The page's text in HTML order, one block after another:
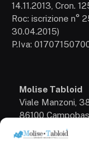
14.11.2013, Cron.
Roc: iscrizione n°
30.04.2015)
P.Iva:
Molise Tabloid
Viale Manzoni,
86100
Tel.+39